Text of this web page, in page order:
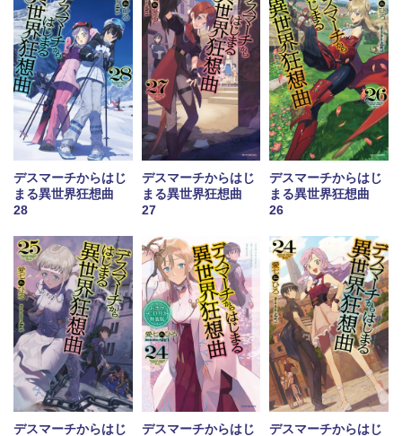
デスマーチからはじ
まる異世界狂想曲
28
デスマーチからはじ
まる異世界狂想曲
27
デスマーチからはじ
まる異世界狂想曲
26
デスマーチからはじ デスマーチからはじ デスマーチからはじ